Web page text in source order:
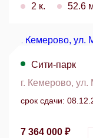
2 к. 52.6
Сити-парк
г. Кемерово,
срок сдачи:
7 364 000 ₽